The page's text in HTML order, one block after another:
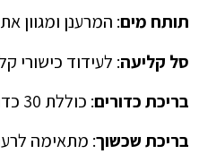
תותח מים: המרענן ומגוון
סל קליעה: לעידוד כישורי
בריכת כדורים: כוללת 30 כדורים צבעוניים למשחק נוסף.
בריכת שכשוך: מתאימה